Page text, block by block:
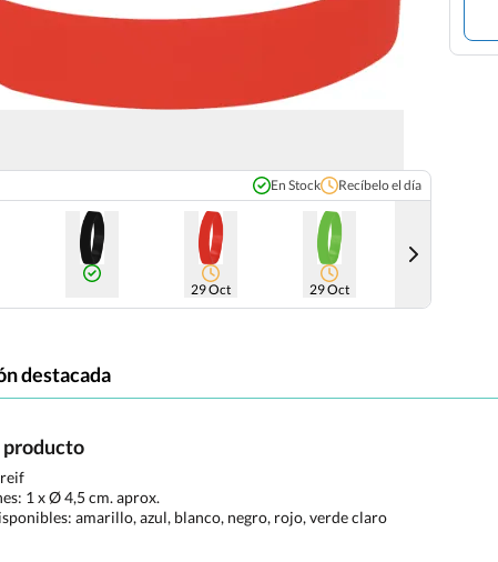
En Stock Recíbelo el día
29 Oct 29 Oct
destacada
producto
1 x Ø 4,5 cm. aprox.
amarillo, azul, blanco, negro, rojo, verde claro